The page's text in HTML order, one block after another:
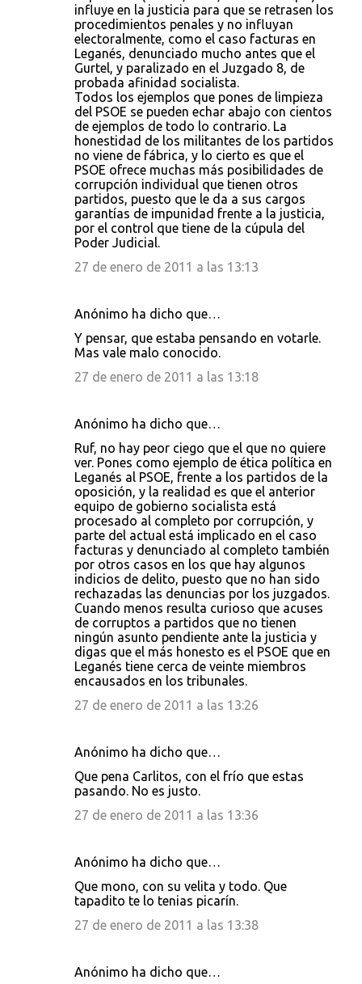
influye en la justicia para que se retrasen los
procedimientos penales y no influyan
electoralmente, como el caso facturas en
Leganés, denunciado mucho antes que el
Gurtel, y paralizado en el Juzgado 8, de
probada afinidad socialista.
Todos los ejemplos que pones de limpieza
del PSOE se pueden echar abajo con cientos
de ejemplos de todo lo contrario. La
honestidad de los militantes de los partidos
no viene de fábrica, y lo cierto es que el
PSOE ofrece muchas más posibilidades de
corrupción individual que tienen otros
partidos, puesto que le da a sus cargos
garantías de impunidad frente a la justicia,
por el control que tiene de la cúpula del
Poder Judicial.
27 de enero de 2011 a las 13:13
Anónimo ha dicho que…
Y pensar, que estaba pensando en votarle.
Mas vale malo conocido.
27 de enero de 2011 a las 13:18
Anónimo ha dicho que…
Ruf, no hay peor ciego que el que no quiere
ver. Pones como ejemplo de ética política en
Leganés al PSOE, frente a los partidos de la
oposición, y la realidad es que el anterior
equipo de gobierno socialista está
procesado al completo por corrupción, y
parte del actual está implicado en el caso
facturas y denunciado al completo también
por otros casos en los que hay algunos
indicios de delito, puesto que no han sido
rechazadas las denuncias por los juzgados.
Cuando menos resulta curioso que acuses
de corruptos a partidos que no tienen
ningún asunto pendiente ante la justicia y
digas que el más honesto es el PSOE que en
Leganés tiene cerca de veinte miembros
encausados en los tribunales.
27 de enero de 2011 a las 13:26
Anónimo ha dicho que…
Que pena Carlitos, con el frío que estas
pasando. No es justo.
27 de enero de 2011 a las 13:36
Anónimo ha dicho que…
Que mono, con su velita y todo. Que
tapadito te lo tenias picarín.
27 de enero de 2011 a las 13:38
Anónimo ha dicho que…